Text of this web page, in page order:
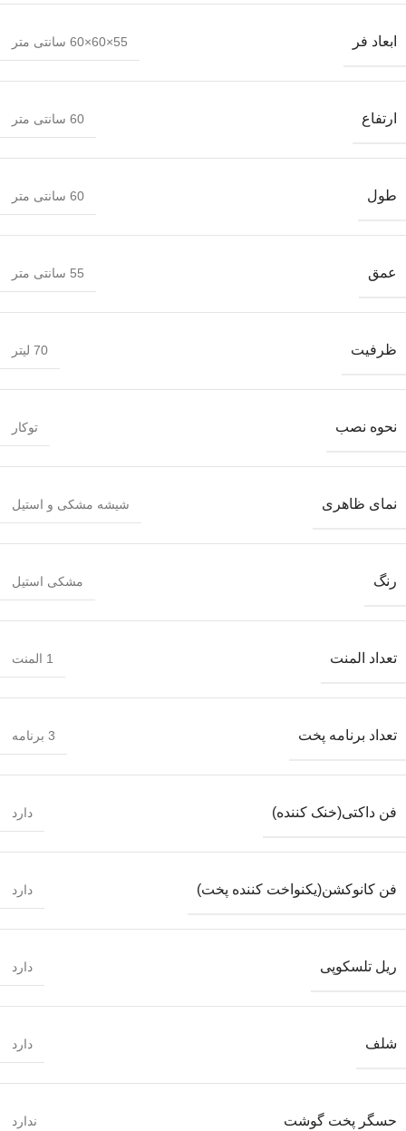
ابعاد فر 55×60×60 سانتی متر
ارتفاع 60 سانتی متر
طول 60 سانتی متر
عمق 55 سانتی متر
ظرفیت 70 لیتر
نحوه نصب توکار
نمای ظاهری شیشه مشکی و استیل
رنگ مشکی استیل
تعداد المنت 1 المنت
تعداد برنامه پخت 3 برنامه
فن داکتی(خنک کننده) دارد
فن کانوکشن(یکنواخت کننده پخت) دارد
ریل تلسکوپی دارد
شلف دارد
حسگر پخت گوشت ندارد